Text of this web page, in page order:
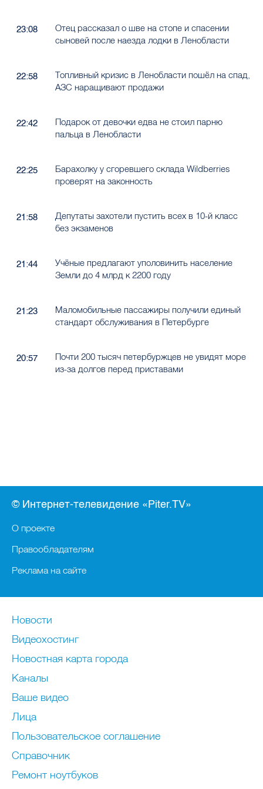
23:08
Отец рассказал о шве на стопе и спасении
сыновей после наезда лодки в Ленобласти
22:58
Топливный кризис в Ленобласти пошёл на спад,
АЗС наращивают продажи
22:42
Подарок от девочки едва не стоил парню
пальца в Ленобласти
22:25
Барахолку у сгоревшего склада Wildberries
проверят на законность
21:58
Депутаты захотели пустить всех в 10-й класс
без экзаменов
21:44
Учёные предлагают уполовинить население
Земли до 4 млрд к 2200 году
21:23
Маломобильные пассажиры получили единый
стандарт обслуживания в Петербурге
20:57
Почти 200 тысяч петербуржцев не увидят море
из-за долгов перед приставами
© Интернет-телевидение «Piter.TV»
О проекте
Правообладателям
Реклама на сайте
Новости
Видеохостинг
Новостная карта города
Каналы
Ваше видео
Лица
Пользовательское соглашение
Справочник
Ремонт нoутбуков